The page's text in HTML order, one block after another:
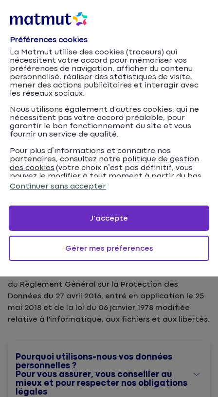
données personnelles
Charte de protection
des données
personnelles
informations détaillées sur l'usage fait de vos
données à caractère personnel (ci-après « données
personnelles »), nos obligations et vos droits en la
Lessociétés du Groupe Matmutcollectent et
du Règlement Général sur la Protection des
Données du 27 avril 2016, entré en application le 25
mai 2018 et de la loi du 06 janvier 1978 modifiée
relative à l'informatique, aux fichiers et aux libertés.
Pourquoi utilisons-nous vos données
personnelles ?
Pour vous assurer, vous conseiller au
mieux et pour respecter nos obligations
légales
Préférences cookies
La Matmut utilise des cookies (traceurs) qui
nécessitent votre accord pour mémoriser vos
préférences de navigation, afficher du contenu
personnalisé, réaliser des statistiques de visite,
mener des actions publicitaires et interagir avec
les réseaux sociaux.
Nous utilisons également d'autres cookies, qui ne
nécessitent pas votre accord préalable, pour
garantir le bon fonctionnement du site et vous
fournir un service de qualité.
Pour plus d’informations et connaitre nos
partenaires, consultez notre politique de gestion
des cookies (votre choix n’est pas définitif, vous
pouvez le modifier à tout moment à partir du bas
de page de notre site).
Continuer sans accepter
Gérer mes préferences
J'accepte